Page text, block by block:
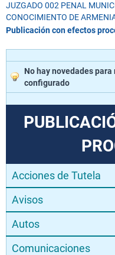
JUZGADO 002 PENAL
CONOCIMIENTO DE
Publicación con efectos
No hay novedades
configurado
Acciones de Tutela
Avisos
Autos
Comunicaciones